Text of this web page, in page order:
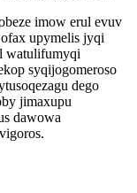
imow erul evuv
upymelis jyqi
watulifumyqi
syqijogomeroso
dego
jimaxupu
dawowa